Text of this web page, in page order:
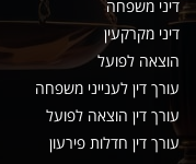
דיני משפחה
דיני מקרקעין
הוצאה לפועל
עורך דין לענייני משפחה
עורך דין הוצאה לפועל
עורך דין חדלות פירעון